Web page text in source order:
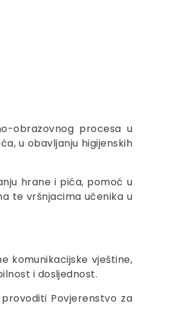
obrazovnog procesa u
u obavljanju higijenskih
hrane i pića, pomoć u
te vršnjacima učenika u
komunikacijske vještine,
i dosljednost.
Povjerenstvo za